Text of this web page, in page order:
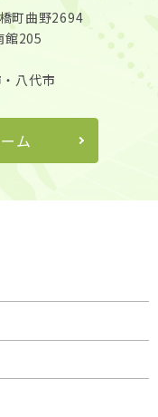
町曲野2694
館205
八代市
ム